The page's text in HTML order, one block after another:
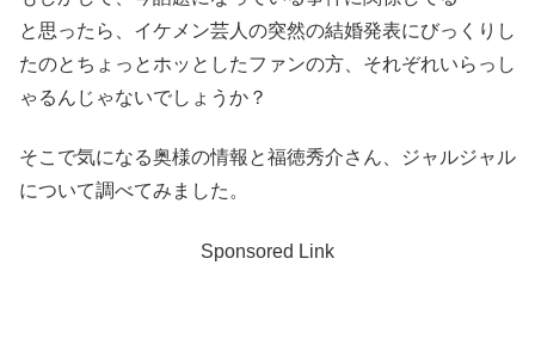
と思ったら、イケメン芸人の突然の結婚発表にびっくりし
たのとちょっとホッとしたファンの方、それぞれいらっし
ゃるんじゃないでしょうか？
そこで気になる奥様の情報と福徳秀介さん、ジャルジャル
について調べてみました。
Sponsored Link